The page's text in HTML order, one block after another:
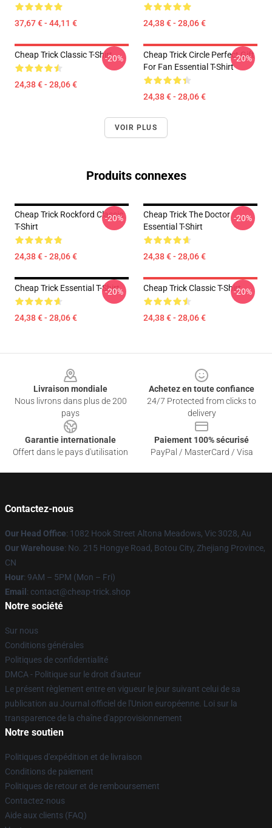
37,67 € - 44,11 € 24,38 € - 28,06 €
Cheap Trick Classic T-Shirt
24,38 € - 28,06 €
-20%
Cheap Trick Circle Perfect Gift
For Fan Essential T-Shirt
24,38 € - 28,06 €
-20%
VOIR PLUS
Produits connexes
Cheap Trick Rockford Classic
T-Shirt
24,38 € - 28,06 €
-20%
Cheap Trick The Doctor
Essential T-Shirt
24,38 € - 28,06 €
-20%
Cheap Trick Essential T-Shirt
24,38 € - 28,06 €
-20% Cheap Trick Classic T-Shirt
24,38 € - 28,06 €
-20%
Livraison mondiale
Nous livrons dans plus de 200
pays
Achetez en toute confiance
24/7 Protected from clicks to
delivery
Garantie internationale
Offert dans le pays d'utilisation
Paiement 100% sécurisé
PayPal / MasterCard / Visa
Contactez-nous
Our Head Office: 1082 Hook Street Altona Meadows, Vic 3028, Au
Our Warehouse: No. 215 Hongye Road, Botou City, Zhejiang Province,
CN
Hour: 9AM – 5PM (Mon – Fri)
Email : contact@cheap-trick.shop
Notre société
Sur nous
Conditions générales
Politiques de confidentialité
DMCA - Politique sur le droit d'auteur
Le présent règlement entre en vigueur le jour suivant celui de sa
publication au Journal officiel de l'Union européenne. Loi sur la
transparence de la chaîne d'approvisionnement
Notre soutien
Politiques d'expédition et de livraison
Conditions de paiement
Politiques de retour et de remboursement
Contactez-nous
Aide aux clients (FAQ)